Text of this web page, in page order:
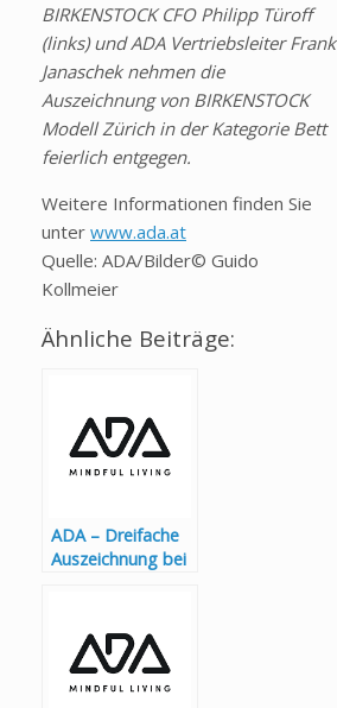
BIRKENSTOCK CFO Philipp Türoff
(links) und ADA Vertriebsleiter Frank
Janaschek nehmen die
Auszeichnung von BIRKENSTOCK
Modell Zürich in der Kategorie Bett
feierlich entgegen.
Weitere Informationen finden Sie
unter www.ada.at
Quelle: ADA/Bilder© Guido
Kollmeier
Ähnliche Beiträge:
ADA – Dreifache
Auszeichnung bei
Markenstudie